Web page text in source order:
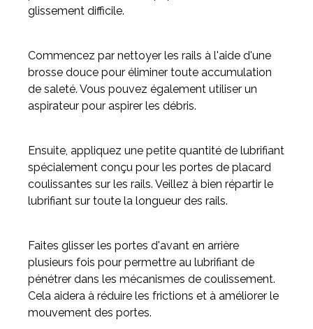
glissement difficile.
Commencez par nettoyer les rails à l'aide d'une
brosse douce pour éliminer toute accumulation
de saleté. Vous pouvez également utiliser un
aspirateur pour aspirer les débris.
Ensuite, appliquez une petite quantité de lubrifiant
spécialement conçu pour les portes de placard
coulissantes sur les rails. Veillez à bien répartir le
lubrifiant sur toute la longueur des rails.
Faites glisser les portes d'avant en arrière
plusieurs fois pour permettre au lubrifiant de
pénétrer dans les mécanismes de coulissement.
Cela aidera à réduire les frictions et à améliorer le
mouvement des portes.